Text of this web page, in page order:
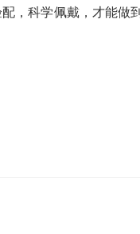
，科学佩戴，才能做